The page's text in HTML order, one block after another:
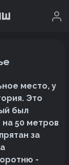
место, у
Это
был
на 50 метров
за
-